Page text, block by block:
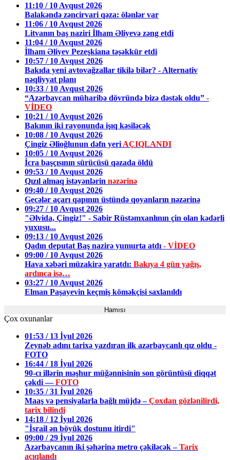
11:10 / 10 Avqust 2026
Balakəndə zəncirvari qəza: ölənlər var
11:06 / 10 Avqust 2026
Litvanın baş naziri İlham Əliyevə zəng etdi
11:04 / 10 Avqust 2026
İlham Əliyev Pezeşkiana təşəkkür etdi
10:57 / 10 Avqust 2026
Bakıda yeni avtovağzallar tikilə bilər? - Alternativ
nəqliyyat planı
10:33 / 10 Avqust 2026
“Azərbaycan müharibə dövründə bizə dəstək oldu” -
VİDEO
10:21 / 10 Avqust 2026
Bakının iki rayonunda işıq kəsiləcək
10:08 / 10 Avqust 2026
Çingiz Əlioğlunun dəfn yeri AÇIQLANDI
10:05 / 10 Avqust 2026
İcra başçısının sürücüsü qəzada öldü
09:53 / 10 Avqust 2026
Qızıl almaq istəyənlərin nəzərinə
09:40 / 10 Avqust 2026
Gecələr açarı qapının üstündə qoyanların nəzərinə
09:27 / 10 Avqust 2026
"Əlvida, Çingiz!" - Sabir Rüstəmxanlının çin olan kədərli
yuxusu...
09:13 / 10 Avqust 2026
Qadın deputat Baş nazirə yumurta atdı - VİDEO
09:00 / 10 Avqust 2026
Hava xəbəri müzakirə yaratdı: Bakıya 4 gün yağış,
ardınca isə…
03:27 / 10 Avqust 2026
Elman Paşayevin keçmiş köməkçisi saxlanıldı
Hamısı
Çox oxunanlar
01:53 / 13 İyul 2026
Zeynəb adını tarixə yazdıran ilk azərbaycanlı qız oldu -
FOTO
16:44 / 18 İyul 2026
90-cı illərin məşhur müğənnisinin son görüntüsü diqqət
çəkdi —FOTO
10:35 / 31 İyul 2026
Maaş və pensiyalarla bağlı müjdə –Çoxdan gözlənilirdi,
tarix bilindi
14:18 / 12 İyul 2026
"İsrail ən böyük dostunu itirdi"
09:00 / 29 İyul 2026
Azərbaycanın iki şəhərinə metro çəkiləcək –Tarix
açıqlandı